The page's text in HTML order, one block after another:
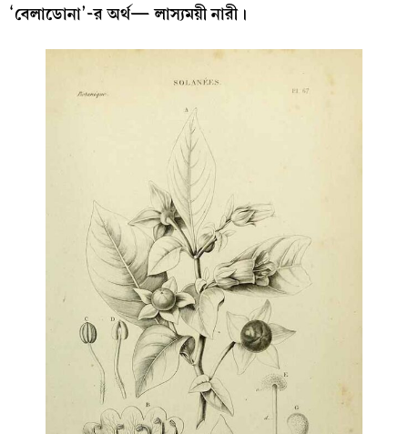
‘বেলাডোনা’-র অর্থ— লাস্যময়ী নারী।